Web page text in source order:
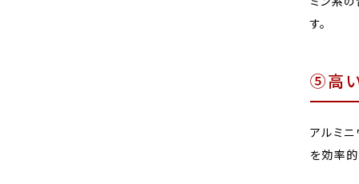
す。
⑤高
アルミ
を効率